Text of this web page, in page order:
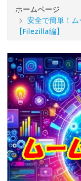
ホームページ
安全で簡単！ム
【Filezilla編】